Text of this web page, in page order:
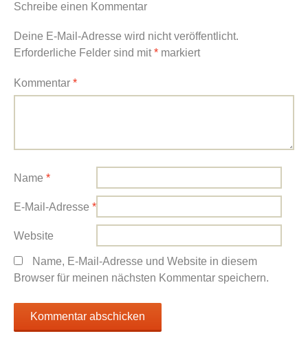
Schreibe einen Kommentar
Deine E-Mail-Adresse wird nicht veröffentlicht.
Erforderliche Felder sind mit* markiert
Kommentar *
Name *
E-Mail-Adresse *
Website
Name, E-Mail-Adresse und Website in diesem
Browser für meinen nächsten Kommentar speichern.